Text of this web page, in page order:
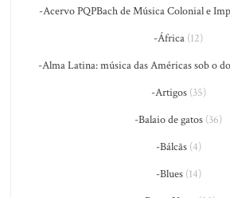
-Acervo PQPBach de Música Colonial e
-África (12)
-Alma Latina: música das Américas sob o
-Artigos(35)
-Balaio de gatos (36)
-Bálcãs(4)
-Blues(14)